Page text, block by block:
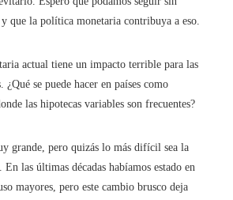
que la política monetaria contribuya a eso.
actual tiene un impacto terrible para las
¿Qué se puede hacer en países como
las hipotecas variables son frecuentes?
grande, pero quizás lo más difícil sea la
las últimas décadas habíamos estado en
mayores, pero este cambio brusco deja